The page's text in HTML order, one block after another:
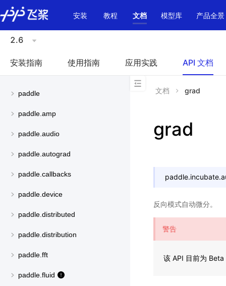
\u200E
安装
教程 文档 模型库 产品全景
2.6
安装指南 使用指南 应用实践 API 文档
paddle
paddle.amp
paddle.audio
paddle.autograd
paddle.callbacks
paddle.device
paddle.distributed
paddle.distribution
paddle.fft
paddle.fluid
文档 grad
grad
反向模式自动微分。
警告
该 API 目前为